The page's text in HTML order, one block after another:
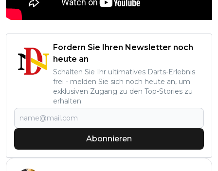
Fordern Sie Ihren Newsletter noch
heute an
Schalten Sie Ihr ultimatives Darts-Erlebnis
frei - melden Sie sich noch heute an, um
exklusiven Zugang zu den Top-Stories zu
erhalten.
Abonnieren